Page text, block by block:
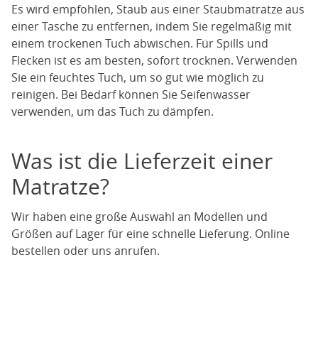
Es wird empfohlen, Staub aus einer Staubmatratze aus
einer Tasche zu entfernen, indem Sie regelmäßig mit
einem trockenen Tuch abwischen. Für Spills und
Flecken ist es am besten, sofort trocknen. Verwenden
Sie ein feuchtes Tuch, um so gut wie möglich zu
reinigen. Bei Bedarf können Sie Seifenwasser
verwenden, um das Tuch zu dämpfen.
Was ist die Lieferzeit einer
Matratze?
Wir haben eine große Auswahl an Modellen und
Größen auf Lager für eine schnelle Lieferung. Online
bestellen oder uns anrufen.